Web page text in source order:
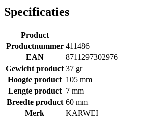
Specificaties
Product
Productnummer 411486
EAN
8711297302976
Gewicht product 37 gr
Hoogte product 105 mm
Lengte product 7 mm
Breedte product 60 mm
Merk
KARWEI